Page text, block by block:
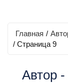
Главная /
/ Страница 9
Автор